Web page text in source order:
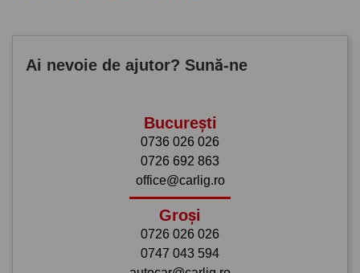
Ai nevoie de ajutor? Sună-ne
București
0736 026 026
0726 692 863
office@carlig.ro
Groși
0726 026 026
0747 043 594